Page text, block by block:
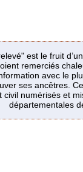
est le fruit
remerciés
avec le
ses ancêtres.
civil numérisés et
départementales